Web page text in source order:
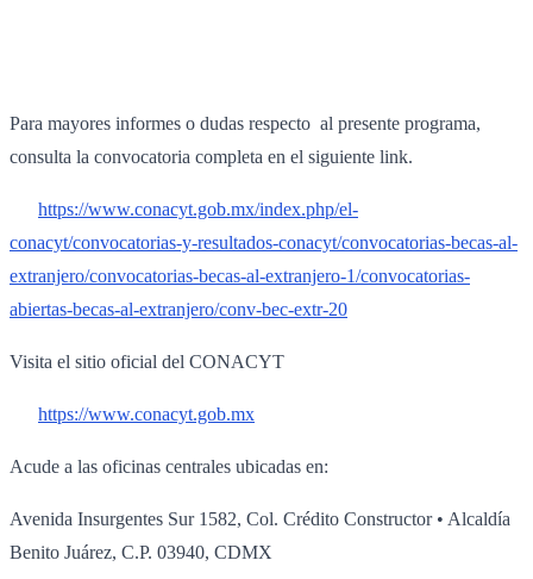
Para mayores informes o dudas respecto al presente programa,
consulta la convocatoria completa en el siguiente link.
https://www.conacyt.gob.mx/index.php/el-
conacyt/convocatorias-y-resultados-conacyt/convocatorias-becas-al-
extranjero/convocatorias-becas-al-extranjero-1/convocatorias-
abiertas-becas-al-extranjero/conv-bec-extr-20
Visita el sitio oficial del CONACYT
https://www.conacyt.gob.mx
Acude a las oficinas centrales ubicadas en:
Avenida Insurgentes Sur 1582, Col. Crédito Constructor • Alcaldía
Benito Juárez, C.P. 03940, CDMX